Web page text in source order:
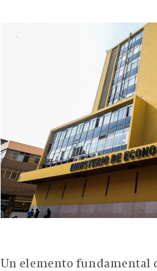
Un elemento fundamental